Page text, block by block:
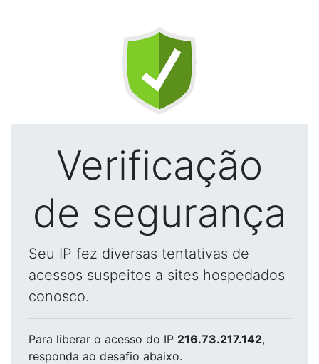
Verificação
de segurança
Seu IP fez diversas tentativas de
acessos suspeitos a sites hospedados
conosco.
Para liberar o acesso do IP 216.73.217.142,
responda ao desafio abaixo.